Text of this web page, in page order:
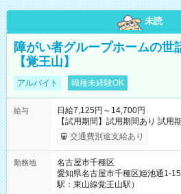
未読
障がい者グループホームの世
【覚王山】
アルバイト 職種未経験OK
給与
日給7,125円～14,700円
【試用期間】試用期間あり 試用
給与は本採用時と同じです。
交通費別途支給あり
勤務地
名古屋市千種区
愛知県名古屋市千種区姫池通1-
駅：東山線覚王山駅）